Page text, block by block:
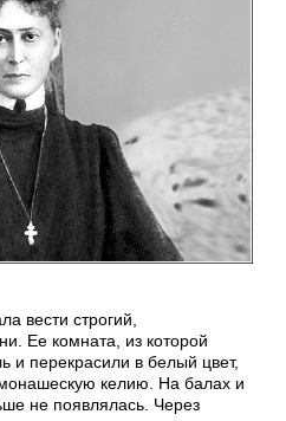
вести строгий,
Ее комната, из которой
и перекрасили в белый цвет,
келию. На балах и
не появлялась. Через